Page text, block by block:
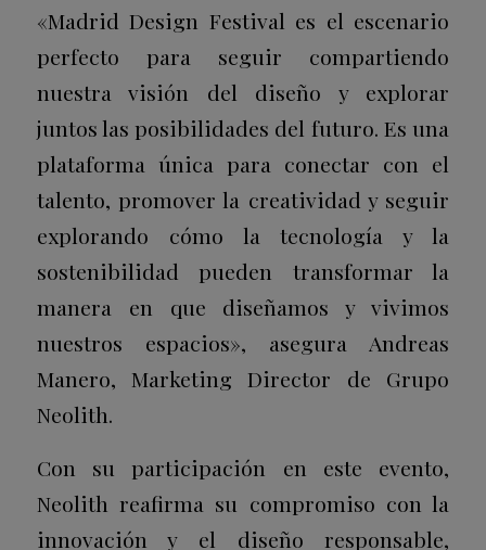
«Madrid Design Festival es el escenario
perfecto para seguir compartiendo
nuestra visión del diseño y explorar
juntos las posibilidades del futuro. Es una
plataforma única para conectar con el
talento, promover la creatividad y seguir
explorando cómo la tecnología y la
sostenibilidad pueden transformar la
manera en que diseñamos y vivimos
nuestros espacios», asegura Andreas
Manero, Marketing Director de Grupo
Neolith.
Con su participación en este evento,
Neolith reafirma su compromiso con la
innovación y el diseño responsable,